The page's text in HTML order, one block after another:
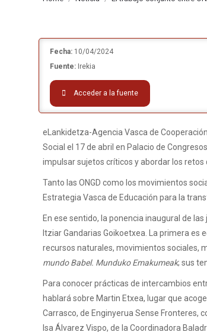
Fecha: 10/04/2024
Fuente: Irekia
Acceder a la fuente
eLankidetza-Agencia Vasca de
Social el 17 de abril en Palacio de
impulsar sujetos críticos y abordar los
Tanto las ONGD como los movimientos
Estrategia Vasca de Educación para la
En ese sentido, la ponencia inaugural de
Itziar Gandarias Goikoetxea. La primera
recursos naturales, movimientos sociales,
mundo Babel. Munduko Emakumeak; sus
Para conocer prácticas de intercambios
hablará sobre Martin Etxea, lugar que
Carrasco, de Enginyerua Sense Fronteres,
Isa Álvarez Vispo, de la Coordinadora